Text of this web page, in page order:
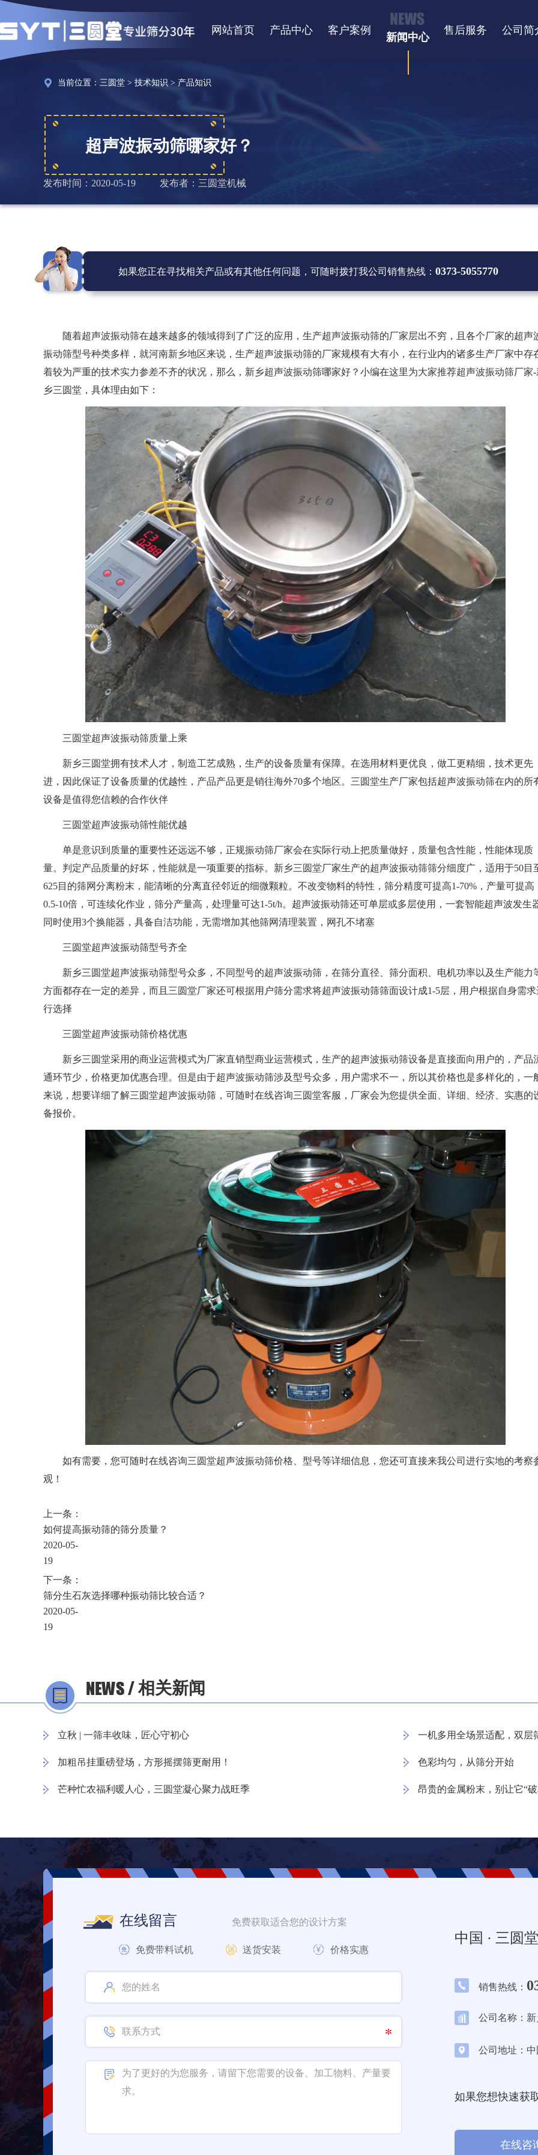
网站首页 产品中心 客户案例
新闻中心
售后服务 公司简
当前位置： 三圆堂 > 技术知识 > 产品知识
超声波振动筛哪家好？
发布时间：2020-05-19 发布者：三圆堂机械
如果您正在寻找相关产品或有其他任何问题，可随时拨打我公司销售热线： 0373-5055770
随着超声波振动筛在越来越多的领域得到了广泛的应用，生产超声波振动筛的厂家层出不穷，且各个厂家的超声
振动筛型号种类多样，就河南新乡地区来说，生产超声波振动筛的厂家规模有大有小，在行业内的诸多生产厂家中存
着较为严重的技术实力参差不齐的状况，那么，新乡超声波振动筛哪家好？小编在这里为大家推荐超声波振动筛厂家-
乡三圆堂，具体理由如下：
三圆堂超声波振动筛质量上乘
新乡三圆堂拥有技术人才，制造工艺成熟，生产的设备质量有保障。在选用材料更优良，做工更精细，技术更先
进，因此保证了设备质量的优越性，产品产品更是销往海外70多个地区。三圆堂生产厂家包括超声波振动筛在内的所
设备是值得您信赖的合作伙伴
三圆堂超声波振动筛性能优越
单是意识到质量的重要性还远远不够，正规振动筛厂家会在实际行动上把质量做好，质量包含性能，性能体现质
量。判定产品质量的好坏，性能就是一项重要的指标。新乡三圆堂厂家生产的超声波振动筛筛分细度广，适用于50目
625目的筛网分离粉末，能清晰的分离直径邻近的细微颗粒。不改变物料的特性，筛分精度可提高1-70%，产量可提高
0.5-10倍，可连续化作业，筛分产量高，处理量可达1-5t/h。超声波振动筛还可单层或多层使用，一套智能超声波发生
同时使用3个换能器，具备自洁功能，无需增加其他筛网清理装置，网孔不堵塞
三圆堂超声波振动筛型号齐全
新乡三圆堂超声波振动筛型号众多，不同型号的超声波振动筛，在筛分直径、筛分面积、电机功率以及生产能力
方面都存在一定的差异，而且三圆堂厂家还可根据用户筛分需求将超声波振动筛筛面设计成1-5层，用户根据自身需求
行选择
三圆堂超声波振动筛价格优惠
新乡三圆堂采用的商业运营模式为厂家直销型商业运营模式，生产的超声波振动筛设备是直接面向用户的，产品
通环节少，价格更加优惠合理。但是由于超声波振动筛涉及型号众多，用户需求不一，所以其价格也是多样化的，一
来说，想要详细了解三圆堂超声波振动筛，可随时在线咨询三圆堂客服，厂家会为您提供全面、详细、经济、实惠的
备报价。
如有需要，您可随时在线咨询三圆堂超声波振动筛价格、型号等详细信息，您还可直接来我公司进行实地的考察
观！
上一条：
如何提高振动筛的筛分质量？
2020-05-
19
下一条：
筛分生石灰选择哪种振动筛比较合适？
2020-05-
19
相关新闻
立秋 | 一筛丰收味，匠心守初心 一机多用全场景适配，双层
加粗吊挂重磅登场，方形摇摆筛更耐用！ 色彩均匀，从筛分开始
芒种忙农福利暖人心，三圆堂凝心聚力战旺季 昂贵的金属粉末，别让它“
在线留言 免费获取适合您的设计方案
免费带料试机 送货安装 价格实惠
中国 · 三圆
销售热线：
公司名称：
公司地址：
如果您想快速获
在线咨